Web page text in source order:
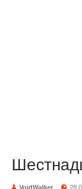
VoidWalker